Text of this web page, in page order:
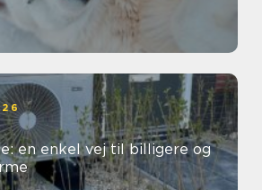
en enkel vej til billigere og